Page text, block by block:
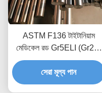
ASTM F136 টাইটানিয়াম
মেডিকেল রড Gr5ELI (Gr23)
3mm-10mm ব্যাসার্ধ টাইটানিয়াম
বার
সেরা মূল্য পান